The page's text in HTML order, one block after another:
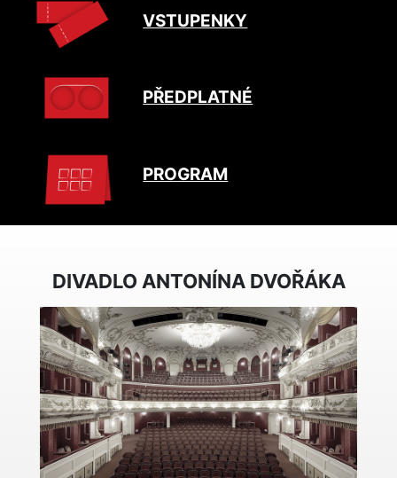
VSTUPENKY
PŘEDPLATNÉ
PROGRAM
DIVADLO ANTONÍNA DVOŘÁKA